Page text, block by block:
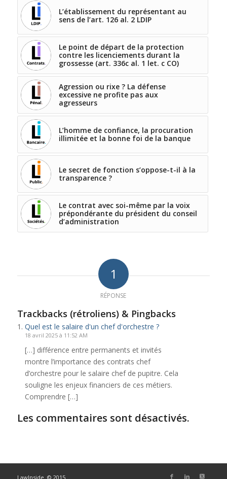
L’établissement du représentant au
sens de l’art. 126 al. 2 LDIP
Le point de départ de la protection
contre les licenciements durant la
grossesse (art. 336c al. 1 let. c CO)
Agression ou rixe ? La défense
excessive ne profite pas aux
agresseurs
L’homme de confiance, la procuration
illimitée et la bonne foi de la banque
Le secret de fonction s’oppose-t-il à la
transparence ?
Le contrat avec soi-même par la voix
prépondérante du président du conseil
d’administration
1
RÉPONSE
Trackbacks (rétroliens) & Pingbacks
Quel est le salaire d'un chef d'orchestre ?
18 avril 2025 à 11:52 AM
[…] différence entre permanents et invités
montre l’importance des contrats chef
d’orchestre pour le salaire chef de pupitre. Cela
souligne les enjeux financiers de ces métiers.
Comprendre […]
Les commentaires sont désactivés.
LawInside. © 2015